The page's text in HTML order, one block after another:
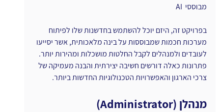
מבוססי  AI
בפרויקט זה, היזם יוכל להשתמש בחדשנות שלו לפיתוח
מערכות חכמות שמבוססות על בינה מלאכותית, אשר יסייעו
לעובדים ולמנהלים לקבל החלטות מושכלות ומהירות יותר.
פתרונות כאלה דורשים חשיבה יצירתית והבנה מעמיקה של
צרכי הארגון והאפשרויות הטכנולוגיות החדשות ביותר.
מנהלן (Administrator)